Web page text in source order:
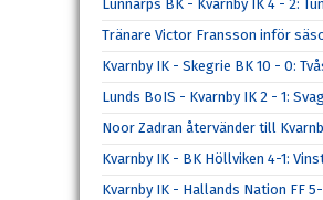
Lunnarps BK - Kvarnby IK 4 - 2:
Tränare Victor Fransson inför
Kvarnby IK - Skegrie BK 10 - 0:
Lunds BoIS - Kvarnby IK 2 - 1:
Noor Zadran återvänder till
Kvarnby IK - BK Höllviken 4-1:
Kvarnby IK - Hallands Nation FF